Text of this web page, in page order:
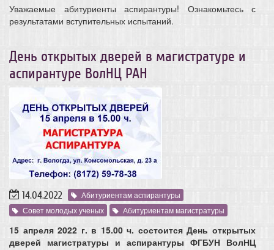
Уважаемые абитуриенты аспирантуры! Ознакомьтесь с
результатами вступительных испытаний.
День открытых дверей в магистратуре и
аспирантуре ВолНЦ РАН
14.04.2022
Абитуриентам аспирантуры
Совет молодых ученых
Абитуриентам магистратуры
15 апреля 2022 г. в 15.00 ч. состоится День открытых
дверей магистратуры и аспирантуры ФГБУН ВолНЦ